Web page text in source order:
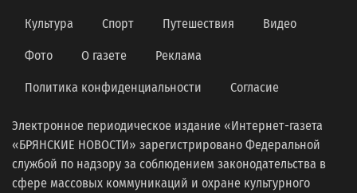
Культура Спорт Путешествия Видео
Фото О газете Реклама
Политика конфиденциальности Согласие
Электронное периодическое издание «Интернет-газета
«БРЯНСКИЕ НОВОСТИ» зарегистрировано Федеральной
службой по надзору за соблюдением законодательства в
сфере массовых коммуникаций и охране культурного